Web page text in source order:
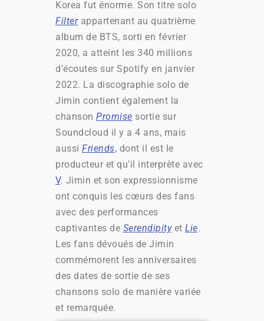
Korea fut énorme. Son titre solo
Filter appartenant au quatrième
album de BTS, sorti en février
2020, a atteint les 340 millions
d’écoutes sur Spotify en janvier
2022. La discographie solo de
Jimin contient également la
chanson Promise sortie sur
Soundcloud il y a 4 ans, mais
aussi Friends, dont il est le
producteur et qu’il interprète avec
V. Jimin et son expressionnisme
ont conquis les cœurs des fans
avec des performances
captivantes de Serendipity et Lie.
Les fans dévoués de Jimin
commémorent les anniversaires
des dates de sortie de ses
chansons solo de manière variée
et remarquée.